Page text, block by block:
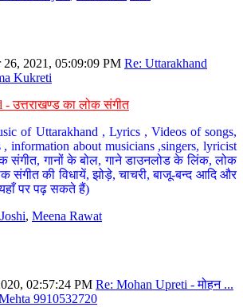
26, 2021, 05:09:09 PM Re: Uttarakhand
Kukreti
उत्तराखण्ड का लोक संगीत
of Uttarakhand , Lyrics , Videos of songs,
information about musicians ,singers, lyricist
संगीत, गानों के बोल, गाने डाउनलोड के लिंक, लोक
संगीत की विधायें, झोड़े, चाचरी, बाजू-बन्द आदि और
पर पढ़ सकते हैं)
, Meena Rawat
02:57:24 PM Re: Mohan Upreti - मोहन ...
9910532720